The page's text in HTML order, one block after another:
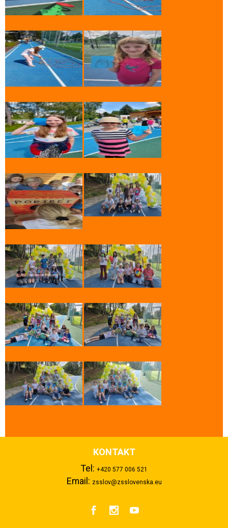
KONTAKT
Tel: +420 577 006 521
Email: zsslov@zsslovenska.eu
  